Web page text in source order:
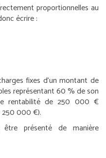
proportionnelles au
écrire :
fixes d’un montant de
représentant 60 % de son
rentabilité de 250 000 €
000 €).
présenté de manière